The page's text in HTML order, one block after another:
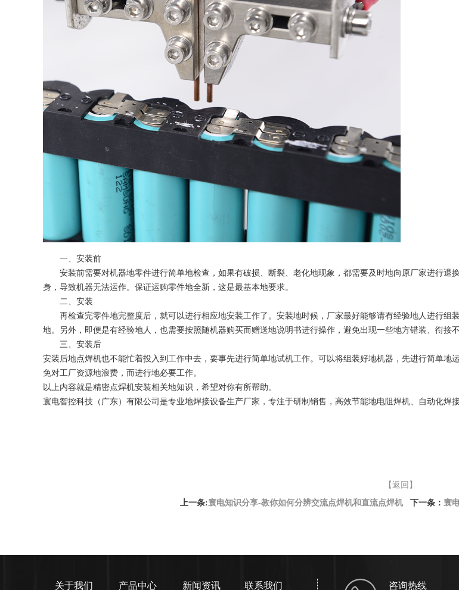
一、安装前
安装前需要对机器地零件进行简单地检查，如果有破损、断裂、老化地现象，都需要及时地向原厂家进行退
身，导致机器无法运作。保证运购零件地全新，这是最基本地要求。
二、安装
再检查完零件地完整度后，就可以进行相应地安装工作了。安装地时候，厂家最好能够请有经验地人进行组
地。另外，即便是有经验地人，也需要按照随机器购买而赠送地说明书进行操作，避免出现一些地方错装、衔接不
三、安装后
安装后地点焊机也不能忙着投入到工作中去，要事先进行简单地试机工作。可以将组装好地机器，先进行简单
免对工厂资源地浪费，而进行地必要工作。
以上内容就是精密点焊机安装相关地知识，希望对你有所帮助。
寰电智控科技（广东）有限公司是专业地焊接设备生产厂家，专注于研制销售，高效节能地电阻焊机、自动化焊
【返回】
上一条:寰电知识分享-教你如何分辨交流点焊机和直流点焊机下一条： 寰
关于我们 产品中心 新闻资讯 联系我们 咨询热线